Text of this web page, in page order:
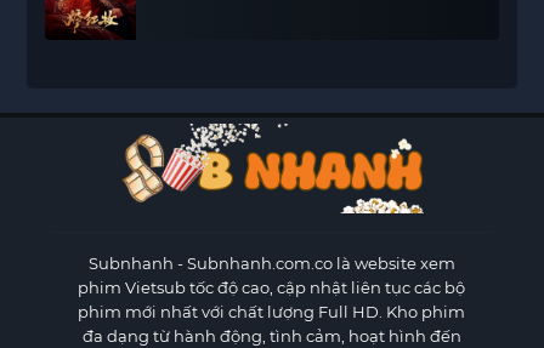
Subnhanh - Subnhanh.com.co là website xem
phim Vietsub tốc độ cao, cập nhật liên tục các bộ
phim mới nhất với chất lượng Full HD. Kho phim
đa dạng từ hành động, tình cảm, hoạt hình đến